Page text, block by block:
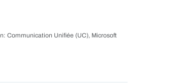
Communication Unifiée (UC), Microsoft